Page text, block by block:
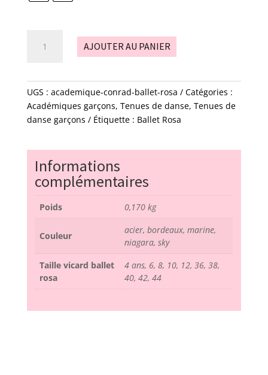
conrad
-
ballet
AJOUTER AU PANIER
UGS : academique-conrad-ballet-rosa
Catégories :
Académiques garçons, Tenues de danse, Tenues de
danse garçons
Étiquette : Ballet Rosa
Informations
complémentaires
Poids 0,170 kg
Couleur
acier, bordeaux, marine,
niagara, sky
Taille vicard ballet
rosa
4 ans, 6, 8, 10, 12, 36, 38,
40, 42, 44